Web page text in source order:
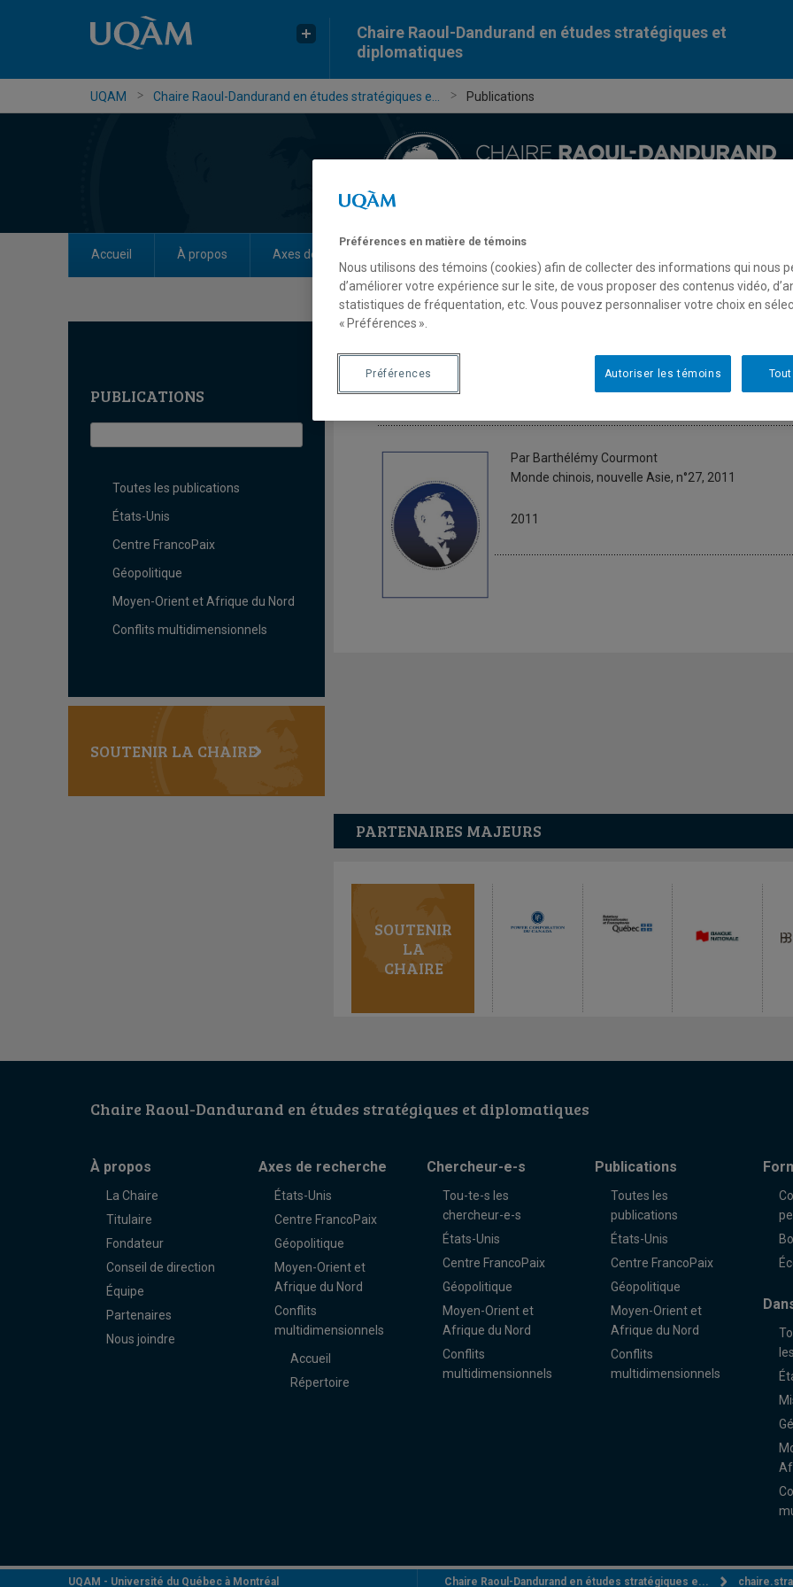
Chaire Raoul-Dandurand en études stratégiques et
diplomatiques
UQAM Chaire Raoul-Dandurand en études stratégiques e... Publications
Accueil À propos Axes de recherche
PUBLICATIONS
Toutes les publications
États-Unis
Centre FrancoPaix
Géopolitique
Moyen-Orient et Afrique du Nord
Conflits multidimensionnels
SOUTENIR LA CHAIRE
La nation taiwanaise en quête de
Par Barthélémy Courmont
Monde chinois, nouvelle Asie, n°27, 2011
2011
PARTENAIRES MAJEURS
SOUTENIR
LA
CHAIRE
Chaire Raoul-Dandurand en études stratégiques et diplomatiques
À propos
La Chaire
Titulaire
Fondateur
Conseil de direction
Équipe
Partenaires
Nous joindre
Axes de recherche
États-Unis
Centre FrancoPaix
Géopolitique
Moyen-Orient et
Afrique du Nord
Conflits
multidimensionnels
Accueil
Répertoire
Chercheur-e-s
Tou-te-s les
chercheur-e-s
États-Unis
Centre FrancoPaix
Géopolitique
Moyen-Orient et
Afrique du Nord
Conflits
multidimensionnels
Publications
Toutes les
publications
États-Unis
Centre FrancoPaix
Géopolitique
Moyen-Orient et
Afrique du Nord
Conflits
multidimensionnels
UQAM - Université du Québec à Montréal Chaire Raoul-Dandurand en études stratégiques e...
Préférences en matière de témoins
Nous utilisons des témoins (cookies) afin de collecter des informations qui nous
d’améliorer votre expérience sur le site, de vous proposer des contenus vidéo,
statistiques de fréquentation, etc. Vous pouvez personnaliser votre choix en
« Préférences ».
Autoriser les témoins
Préférences